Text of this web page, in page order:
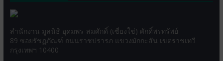
สำนักงาน มูลนิธิ อุดมพร-สมศักดิ์ (เซี่ยงใช่) ศักดิ์พรทรัพย์
89 ซอยรัชฏภัณฑ์ ถนนราชปรารภ แขวงมักกะสัน เขตราชเทวี
กรุงเทพฯ 10400